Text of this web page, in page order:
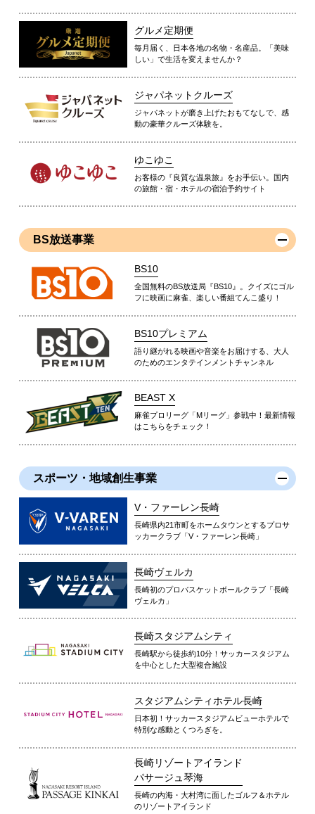
グルメ定期便
毎月届く、日本各地の名物・名産品。「美味
しい」で生活を変えませんか？
ジャパネットクルーズ
ジャパネットが磨き上げたおもてなしで、感
動の豪華クルーズ体験を。
ゆこゆこ
お客様の『良質な温泉旅』をお手伝い。国内
の旅館・宿・ホテルの宿泊予約サイト
BS放送事業
BS10
全国無料のBS放送局『BS10』。クイズにゴル
フに映画に麻雀、楽しい番組てんこ盛り！
BS10プレミアム
語り継がれる映画や音楽をお届けする、大人
のためのエンタテインメントチャンネル
BEAST X
麻雀プロリーグ「Mリーグ」参戦中！最新情報
はこちらをチェック！
スポーツ・地域創生事業
V・ファーレン長崎
長崎県内21市町をホームタウンとするプロサ
ッカークラブ「V・ファーレン長崎」
長崎ヴェルカ
長崎初のプロバスケットボールクラブ「長崎
ヴェルカ」
長崎スタジアムシティ
長崎駅から徒歩約10分！サッカースタジアム
を中心とした大型複合施設
スタジアムシティホテル長崎
日本初！サッカースタジアムビューホテルで
特別な感動とくつろぎを。
長崎リゾートアイランド
パサージュ琴海
長崎の内海・大村湾に面したゴルフ＆ホテル
のリゾートアイランド